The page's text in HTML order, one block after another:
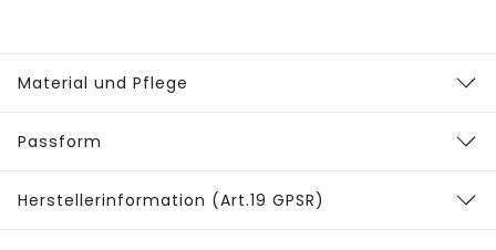
Material und Pflege
Passform
Herstellerinformation (Art.19 GPSR)